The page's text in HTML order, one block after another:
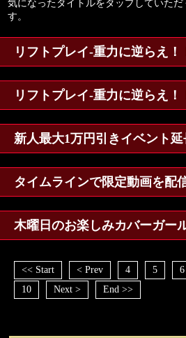
気になったタイトルをタップしていた
す。
リフトプレイ-重力に逆らえ！
リフトプレイ-重力に逆らえ！
新人最大1万円引きイベント延
タイムラインで限定動画を配
木曜日のお楽しみカバーガー
<< Start < Prev 4 5 6
10
Next > End >>